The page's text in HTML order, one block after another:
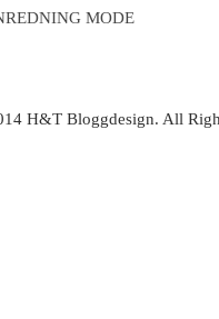
MODE
H&T Bloggdesign. All